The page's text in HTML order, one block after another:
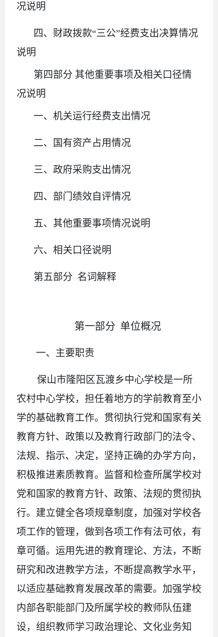
况说明
四、财政拨款“三公”经费支出决算情况
说明
第四部分 其他重要事项及相关口径情
况说明
一、机关运行经费支出情况
二、 国有资产占用情况
三、政府采购支出情况
四、 部门绩效自评情况
五、 其他重要事项情况说明
六、相关口径说明
第五部分 名词解释
第一部分 单位概况
一、主要职责
保山市隆阳区瓦渡乡中心学校是一所
农村中心学校，担任着地方的学前教育至小
学的基础教育工作。贯彻执行党和国家有关
教育方针、政策以及教育行政部门的法令、
法规、指示、决定，坚持正确的办学方向，
积极推进素质教育。监督和检查所属学校对
党和国家的教育方针、政策、法规的贯彻执
行。建立健全各项规章制度，加强对学校各
项工作的管理，做到各项工作有法可依，有
章可循。运用先进的教育理论、方法，不断
研究和改进教学方法，不断提高教学水平，
以适应基础教育发展改革的需要。加强学校
内部各职能部门及所属学校的教师队伍建
设，组织教师学习政治理论、文化业务知